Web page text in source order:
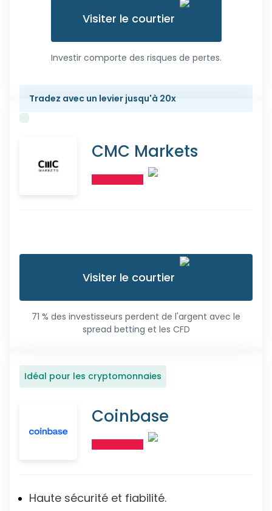
Visiter le courtier
Investir comporte des risques de pertes.
Tradez avec un levier jusqu'à 20x
CMC Markets
Visiter le courtier
71 % des investisseurs perdent de l'argent avec le
spread betting et les CFD
Idéal pour les cryptomonnaies
Coinbase
Haute sécurité et fiabilité.